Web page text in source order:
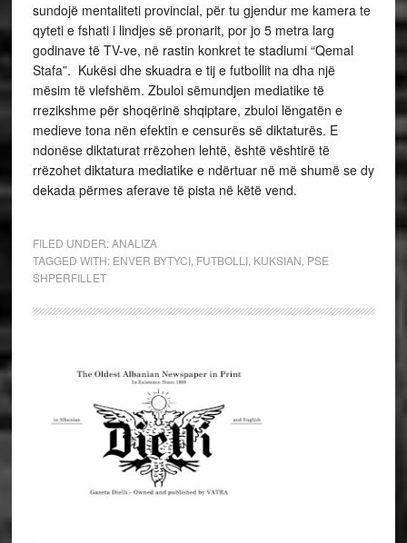
sundojë mentaliteti provincial, për tu gjendur me kamera te
qyteti e fshati i lindjes së pronarit, por jo 5 metra larg
godinave të TV-ve, në rastin konkret te stadiumi “Qemal
Stafa”. Kukësi dhe skuadra e tij e futbollit na dha një
mësim të vlefshëm. Zbuloi sëmundjen mediatike të
rrezikshme për shoqërinë shqiptare, zbuloi lëngatën e
medieve tona nën efektin e censurës së diktaturës. E
ndonëse diktaturat rrëzohen lehtë, është vështirë të
rrëzohet diktatura mediatike e ndërtuar në më shumë se dy
dekada përmes aferave të pista në këtë vend.
FILED UNDER:ANALIZA
TAGGED WITH: ENVER BYTYCI, FUTBOLLI, KUKSIAN PSE
SHPERFILLET